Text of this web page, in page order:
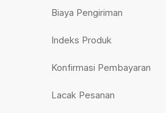
Biaya Pengiriman
Indeks Produk
Konfirmasi Pembayaran
Lacak Pesanan